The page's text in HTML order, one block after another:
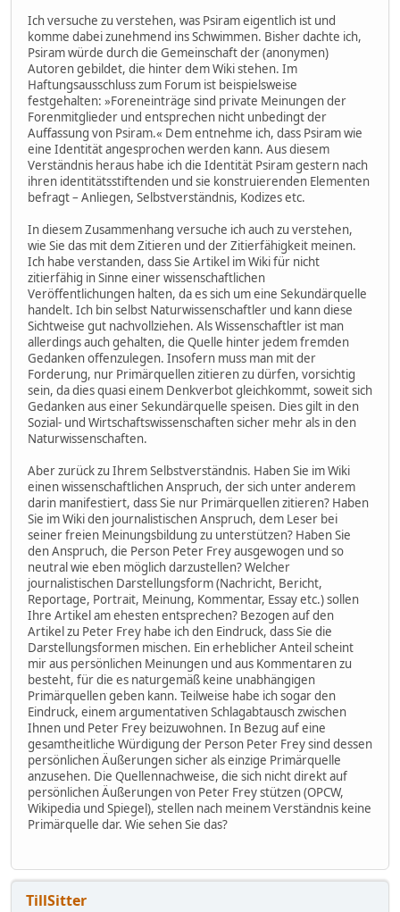
Ich versuche zu verstehen, was Psiram eigentlich ist und
komme dabei zunehmend ins Schwimmen. Bisher dachte ich,
Psiram würde durch die Gemeinschaft der (anonymen)
Autoren gebildet, die hinter dem Wiki stehen. Im
Haftungsausschluss zum Forum ist beispielsweise
festgehalten: »Foreneinträge sind private Meinungen der
Forenmitglieder und entsprechen nicht unbedingt der
Auffassung von Psiram.« Dem entnehme ich, dass Psiram wie
eine Identität angesprochen werden kann. Aus diesem
Verständnis heraus habe ich die Identität Psiram gestern nach
ihren identitätsstiftenden und sie konstruierenden Elementen
befragt – Anliegen, Selbstverständnis, Kodizes etc.
In diesem Zusammenhang versuche ich auch zu verstehen,
wie Sie das mit dem Zitieren und der Zitierfähigkeit meinen.
Ich habe verstanden, dass Sie Artikel im Wiki für nicht
zitierfähig in Sinne einer wissenschaftlichen
Veröffentlichungen halten, da es sich um eine Sekundärquelle
handelt. Ich bin selbst Naturwissenschaftler und kann diese
Sichtweise gut nachvollziehen. Als Wissenschaftler ist man
allerdings auch gehalten, die Quelle hinter jedem fremden
Gedanken offenzulegen. Insofern muss man mit der
Forderung, nur Primärquellen zitieren zu dürfen, vorsichtig
sein, da dies quasi einem Denkverbot gleichkommt, soweit sich
Gedanken aus einer Sekundärquelle speisen. Dies gilt in den
Sozial- und Wirtschaftswissenschaften sicher mehr als in den
Naturwissenschaften.
Aber zurück zu Ihrem Selbstverständnis. Haben Sie im Wiki
einen wissenschaftlichen Anspruch, der sich unter anderem
darin manifestiert, dass Sie nur Primärquellen zitieren? Haben
Sie im Wiki den journalistischen Anspruch, dem Leser bei
seiner freien Meinungsbildung zu unterstützen? Haben Sie
den Anspruch, die Person Peter Frey ausgewogen und so
neutral wie eben möglich darzustellen? Welcher
journalistischen Darstellungsform (Nachricht, Bericht,
Reportage, Portrait, Meinung, Kommentar, Essay etc.) sollen
Ihre Artikel am ehesten entsprechen? Bezogen auf den
Artikel zu Peter Frey habe ich den Eindruck, dass Sie die
Darstellungsformen mischen. Ein erheblicher Anteil scheint
mir aus persönlichen Meinungen und aus Kommentaren zu
besteht, für die es naturgemäß keine unabhängigen
Primärquellen geben kann. Teilweise habe ich sogar den
Eindruck, einem argumentativen Schlagabtausch zwischen
Ihnen und Peter Frey beizuwohnen. In Bezug auf eine
gesamtheitliche Würdigung der Person Peter Frey sind dessen
persönlichen Äußerungen sicher als einzige Primärquelle
anzusehen. Die Quellennachweise, die sich nicht direkt auf
persönlichen Äußerungen von Peter Frey stützen (OPCW,
Wikipedia und Spiegel), stellen nach meinem Verständnis keine
Primärquelle dar. Wie sehen Sie das?
TillSitter